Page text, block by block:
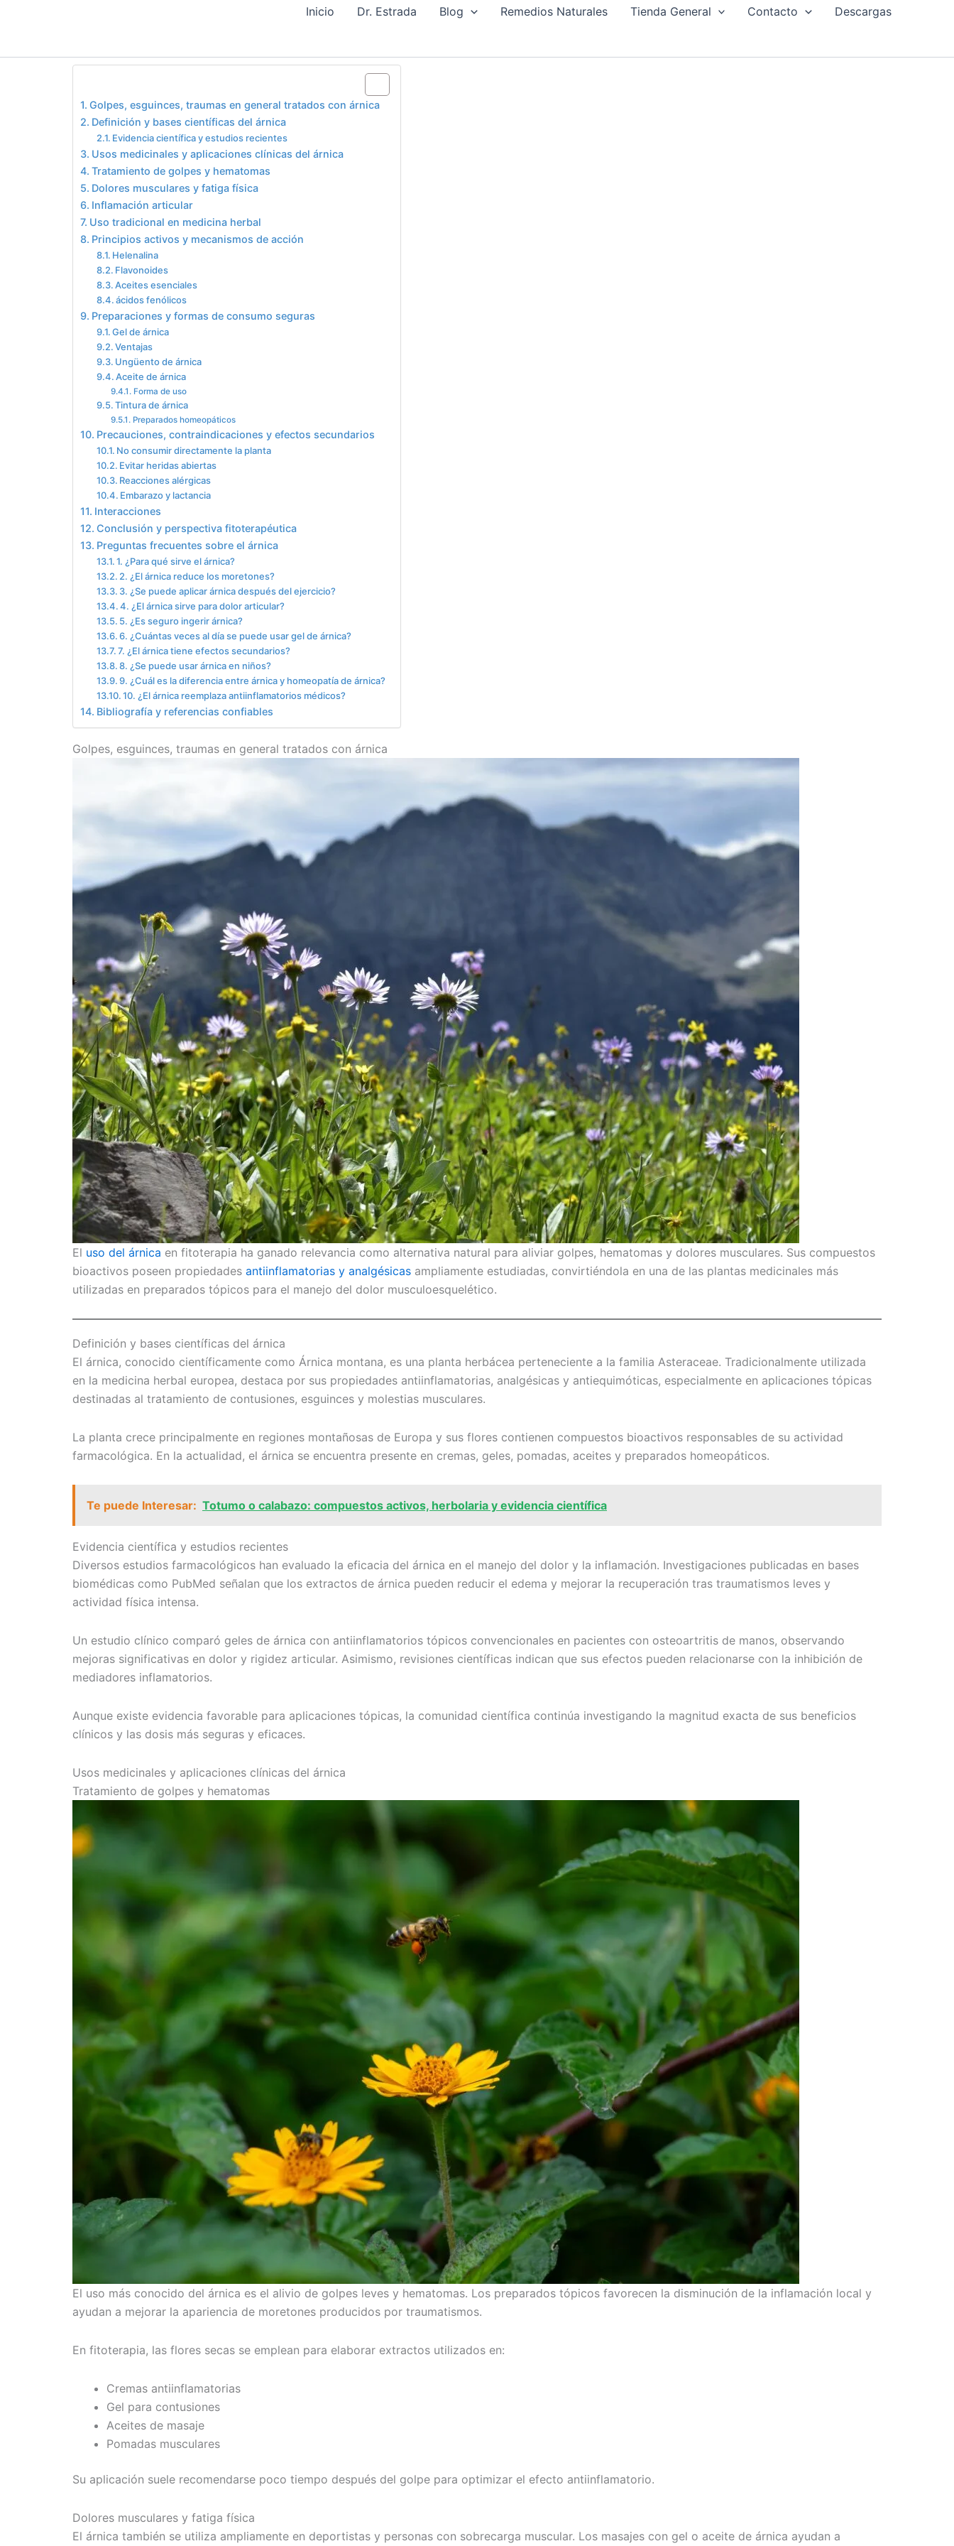
Inicio Dr. Estrada Blog Remedios Naturales Tienda General Contacto Descargas
Golpes, esguinces, traumas en general tratados con árnica
Definición y bases científicas del árnica
Evidencia científica y estudios recientes
Usos medicinales y aplicaciones clínicas del árnica
Tratamiento de golpes y hematomas
Dolores musculares y fatiga física
Inflamación articular
Uso tradicional en medicina herbal
Principios activos y mecanismos de acción
Helenalina
Flavonoides
Aceites esenciales
ácidos fenólicos
Preparaciones y formas de consumo seguras
Gel de árnica
Ventajas
Ungüento de árnica
Aceite de árnica
Forma de uso
Tintura de árnica
Preparados homeopáticos
Precauciones, contraindicaciones y efectos secundarios
No consumir directamente la planta
Evitar heridas abiertas
Reacciones alérgicas
Embarazo y lactancia
Interacciones
Conclusión y perspectiva fitoterapéutica
Preguntas frecuentes sobre el árnica
1. ¿Para qué sirve el árnica?
2. ¿El árnica reduce los moretones?
3. ¿Se puede aplicar árnica después del ejercicio?
4. ¿El árnica sirve para dolor articular?
5. ¿Es seguro ingerir árnica?
6. ¿Cuántas veces al día se puede usar gel de árnica?
7. ¿El árnica tiene efectos secundarios?
8. ¿Se puede usar árnica en niños?
9. ¿Cuál es la diferencia entre árnica y homeopatía de árnica?
10. ¿El árnica reemplaza antiinflamatorios médicos?
Bibliografía y referencias confiables
Golpes, esguinces, traumas en general tratados con árnica
El uso del árnica en fitoterapia ha ganado relevancia como alternativa natural para aliviar golpes, hematomas y dolores musculares. Sus compuestos
bioactivos poseen propiedades antiinflamatorias y analgésicas ampliamente estudiadas, convirtiéndola en una de las plantas medicinales más
utilizadas en preparados tópicos para el manejo del dolor musculoesquelético.
Definición y bases científicas del árnica
El árnica, conocido científicamente como Árnica montana, es una planta herbácea perteneciente a la familia Asteraceae. Tradicionalmente utilizada
en la medicina herbal europea, destaca por sus propiedades antiinflamatorias, analgésicas y antiequimóticas, especialmente en aplicaciones tópicas
destinadas al tratamiento de contusiones, esguinces y molestias musculares.
La planta crece principalmente en regiones montañosas de Europa y sus flores contienen compuestos bioactivos responsables de su actividad
farmacológica. En la actualidad, el árnica se encuentra presente en cremas, geles, pomadas, aceites y preparados homeopáticos.
Te puede Interesar: Totumo o calabazo: compuestos activos, herbolaria y evidencia científica
Evidencia científica y estudios recientes
Diversos estudios farmacológicos han evaluado la eficacia del árnica en el manejo del dolor y la inflamación. Investigaciones publicadas en bases
biomédicas como PubMed señalan que los extractos de árnica pueden reducir el edema y mejorar la recuperación tras traumatismos leves y
actividad física intensa.
Un estudio clínico comparó geles de árnica con antiinflamatorios tópicos convencionales en pacientes con osteoartritis de manos, observando
mejoras significativas en dolor y rigidez articular. Asimismo, revisiones científicas indican que sus efectos pueden relacionarse con la inhibición de
mediadores inflamatorios.
Aunque existe evidencia favorable para aplicaciones tópicas, la comunidad científica continúa investigando la magnitud exacta de sus beneficios
clínicos y las dosis más seguras y eficaces.
Usos medicinales y aplicaciones clínicas del árnica
Tratamiento de golpes y hematomas
El uso más conocido del árnica es el alivio de golpes leves y hematomas. Los preparados tópicos favorecen la disminución de la inflamación local y
ayudan a mejorar la apariencia de moretones producidos por traumatismos.
En fitoterapia, las flores secas se emplean para elaborar extractos utilizados en:
Cremas antiinflamatorias
Gel para contusiones
Aceites de masaje
Pomadas musculares
Su aplicación suele recomendarse poco tiempo después del golpe para optimizar el efecto antiinflamatorio.
Dolores musculares y fatiga física
El árnica también se utiliza ampliamente en deportistas y personas con sobrecarga muscular. Los masajes con gel o aceite de árnica ayudan a